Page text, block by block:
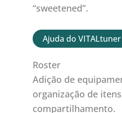
“sweetened”.
Ajuda do VITALtuner
Roster
Adição de
organização de
compartilhamento.